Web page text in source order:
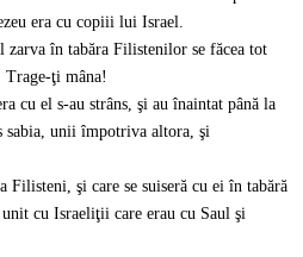
era cu copiii lui Israel.
zarva în tabăra Filistenilor se făcea tot
ţi mâna!
cu el s-au strâns, şi au înaintat până la
unii împotriva altora, şi
Filisteni, şi care se suiseră cu ei în tabără
cu Israeliţii care erau cu Saul şi